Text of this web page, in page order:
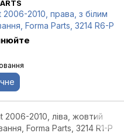
2010, права, з білим
Forma Parts, 3214 R6-P